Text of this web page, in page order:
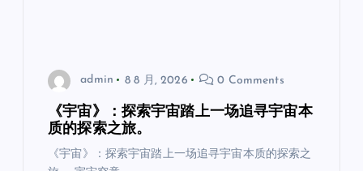
admin 8 8 月, 2026 0 Comments
《宇宙》：探索宇宙踏上一场追寻宇宙本
质的探索之旅。
《宇宙》：探索宇宙踏上一场追寻宇宙本质的探索之